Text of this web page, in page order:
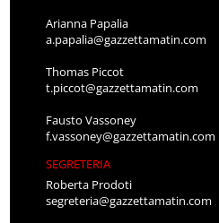
Arianna Papalia
a.papalia@gazzettamatin.com
Thomas Piccot
t.piccot@gazzettamatin.com
Fausto Vassoney
f.vassoney@gazzettamatin.com
SEGRETERIA
Roberta Prodoti
segreteria@gazzettamatin.com